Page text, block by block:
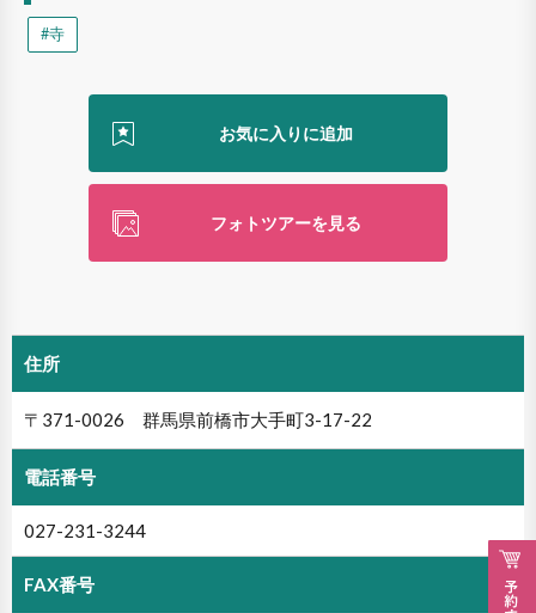
#寺
フォトツアーを見る
住所
〒371-0026 群馬県前橋市大手町3-17-22
電話番号
027-231-3244
FAX番号